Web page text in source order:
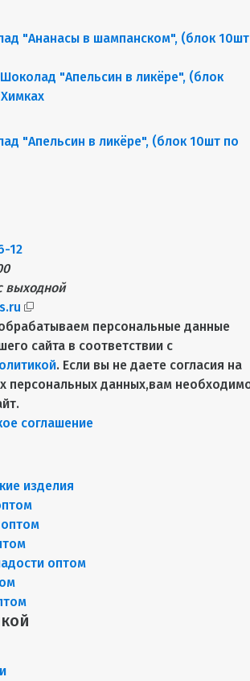
"Ананасы в шампанском", (блок 10шт
"Апельсин в ликёре", (блок 10шт по
12
выходной
персональные данные
сайта в соответствии с
. Если вы не даете согласия на
персональных данных,вам
соглашение
изделия
оптом